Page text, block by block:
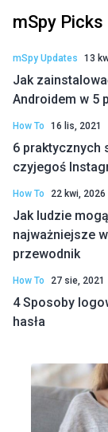
mSpy Picks
mSpy Updates 13
Jak
Androidem w 5
How To 16 lis, 2021
6 praktycznych
czyjegoś
How To 22 kwi, 2026
Jak ludzie
najważniejsze
przewodnik
How To 27 sie, 2021
4 Sposoby
hasła